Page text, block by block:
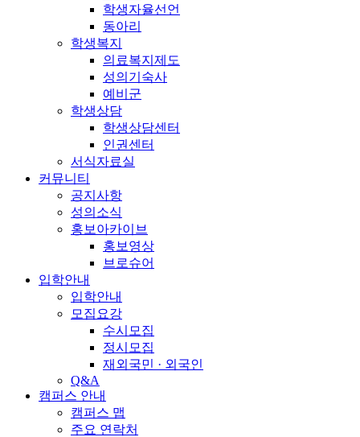
학생자율선언
동아리
학생복지
의료복지제도
성의기숙사
예비군
학생상담
학생상담센터
인권센터
서식자료실
커뮤니티
공지사항
성의소식
홍보아카이브
홍보영상
브로슈어
입학안내
입학안내
모집요강
수시모집
정시모집
재외국민 · 외국인
Q&A
캠퍼스 안내
캠퍼스 맵
주요 연락처